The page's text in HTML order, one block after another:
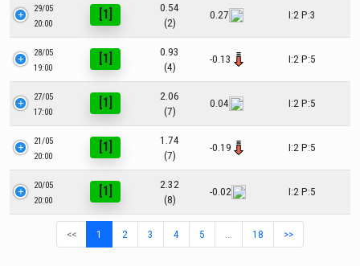
29/05
20:00
[1]
0.54
(2)
0.27 I:2 P:3
28/05
19:00
[1]
0.93
(4)
-0.13 I:2 P:5
27/05
17:00
[1]
2.06
(7)
0.04 I:2 P:5
21/05
20:00
[1]
1.74
(7)
-0.19 I:2 P:5
20/05
20:00
[1]
2.32
(8)
-0.02 I:2 P:5
<< 1 2 3 4 5 18 >>